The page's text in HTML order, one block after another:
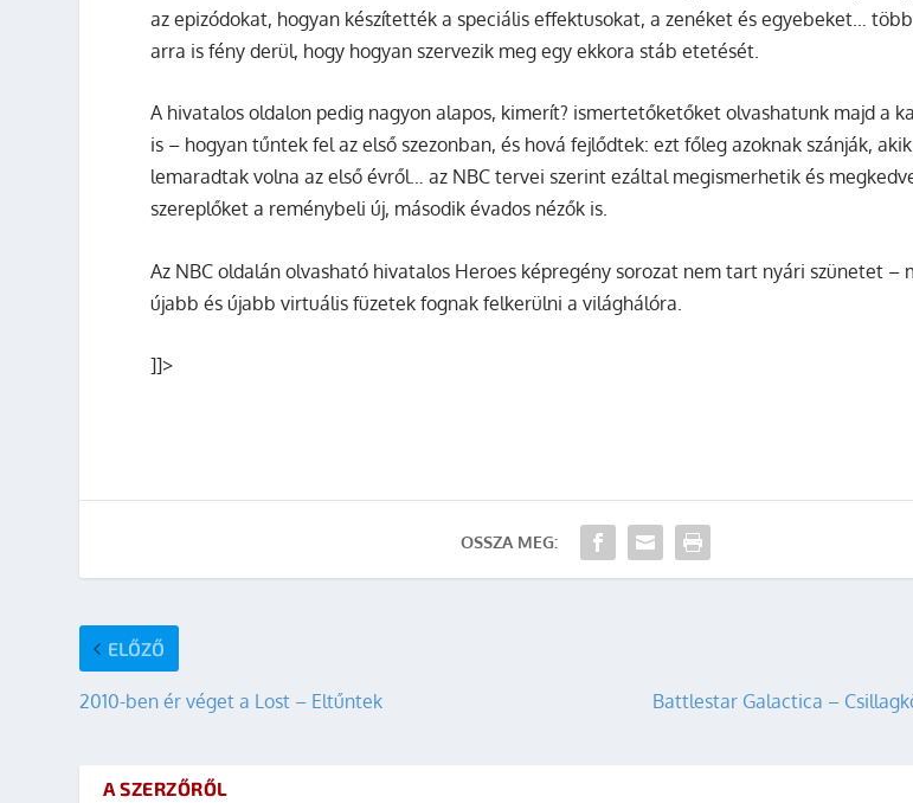
az epizódokat, hogyan készítették a speciális effektusokat, a zenéket és egyebeket…
arra is fény derül, hogy hogyan szervezik meg egy ekkora stáb etetését.
A hivatalos oldalon pedig nagyon alapos, kimerít? ismertetőketőket olvashatunk majd a
is – hogyan tűntek fel az első szezonban, és hová fejlődtek: ezt főleg azoknak szánják,
lemaradtak volna az első évről… az NBC tervei szerint ezáltal megismerhetik és
szereplőket a reménybeli új, második évados nézők is.
Az NBC oldalán olvasható hivatalos Heroes képregény sorozat nem tart nyári szünetet –
újabb és újabb virtuális füzetek fognak felkerülni a világhálóra.
]]>
OSSZA MEG:
ELŐZŐ
2010-ben ér véget a Lost – Eltűntek
Battlestar Galactica –
A SZERZŐRŐL